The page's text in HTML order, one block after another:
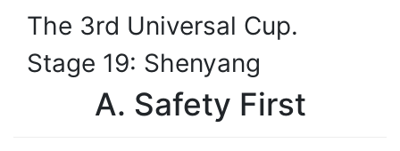
The 3rd Universal Cup.
Stage 19: Shenyang
A. Safety First